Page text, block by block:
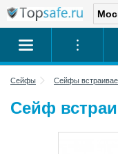
Сейфы Сейфы
Сейф